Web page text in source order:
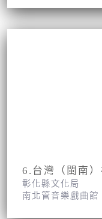
彰化縣文化局
南北管音樂戲曲館